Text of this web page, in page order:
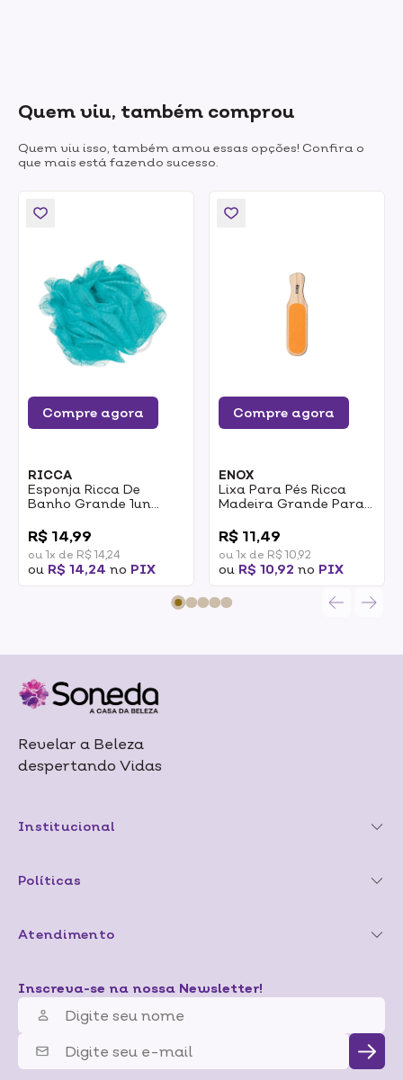
Quem viu, também comprou
Quem viu isso, também amou essas opções! Confira o
que mais está fazendo sucesso.
Compre agora
RICCA
Esponja Ricca De
Banho Grande 1un
R$ 14,99
ou 1x de R$ 14,24
ou R$ 14,24 no PIX
Compre agora
ENOX
Lixa Para Pés Ricca
Madeira Grande Para
R$ 11,49
ou 1x de R$ 10,92
ou R$ 10,92 no PIX
Revelar a Beleza
despertando Vidas
Institucional
Políticas
Atendimento
Inscreva-se na nossa Newsletter!